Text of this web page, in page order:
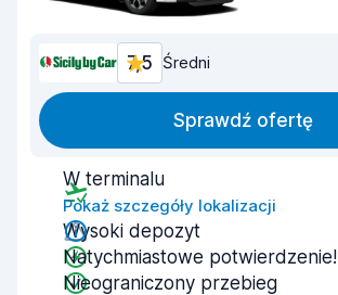
7,5 Średni
Sprawdź ofertę
W terminalu
Pokaż szczegóły lokalizacji
Wysoki depozyt
Natychmiastowe potwierdzenie!
Nieograniczony przebieg